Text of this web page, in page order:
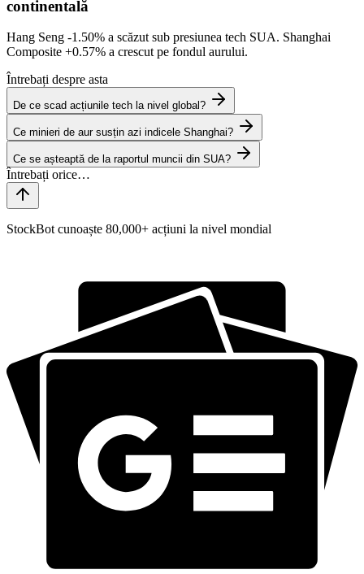
continentală
Hang Seng -1.50% a scăzut sub presiunea tech SUA. Shanghai
Composite +0.57% a crescut pe fondul aurului.
Întrebați despre asta
De ce scad acțiunile tech la nivel global?
Ce minieri de aur susțin azi indicele Shanghai?
Ce se așteaptă de la raportul muncii din SUA?
StockBot cunoaște 80,000+ acțiuni la nivel mondial